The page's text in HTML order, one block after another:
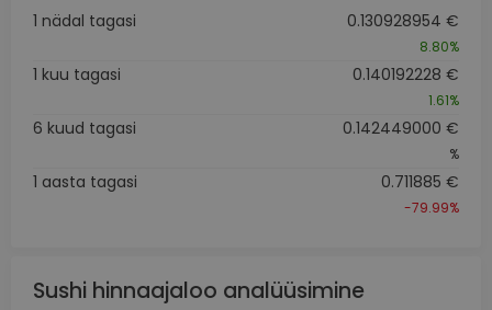
1 nädal tagasi 0.130928954 €
8.80%
1 kuu tagasi 0.140192228 €
1.61%
6 kuud tagasi 0.142449000 €
%
1 aasta tagasi 0.711885 €
-79.99%
Sushi hinnaajaloo analüüsimine